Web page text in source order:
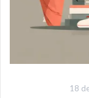
18